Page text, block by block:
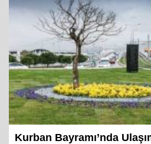
Kurban Bayramı’nda